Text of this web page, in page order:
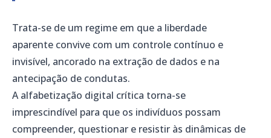
Trata-se de um regime em que a liberdade
aparente convive com um controle contínuo e
invisível, ancorado na extração de dados e na
antecipação de condutas.
A alfabetização digital crítica torna-se
imprescindível para que os indivíduos possam
compreender, questionar e resistir às dinâmicas de